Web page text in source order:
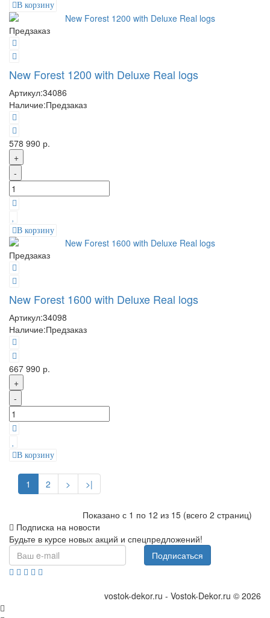
В корзину
Предзаказ
New Forest 1200 with Deluxe Real logs
Артикул:34086
Наличие:Предзаказ
578 990 р.
+
-
В корзину
Предзаказ
New Forest 1600 with Deluxe Real logs
Артикул:34098
Наличие:Предзаказ
667 990 р.
+
-
В корзину
1 2 > >|
Показано с 1 по 12 из 15 (всего 2 страниц)
Подписка на новости
Будьте в курсе новых акций и спецпредложений!
Подписаться
vostok-dekor.ru - Vostok-Dekor.ru © 2026